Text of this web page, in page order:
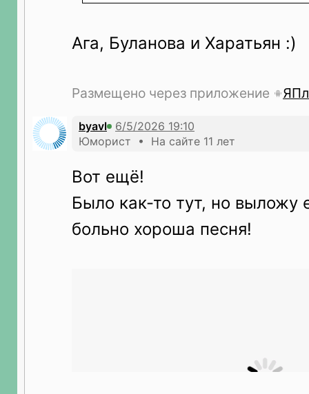
Ага, Буланова и Харатьян :)
Размещено через приложение
byavl
Юморист • На сайте 11 лет
Вот ещё!
Было как-то тут, но
больно хороша песня!